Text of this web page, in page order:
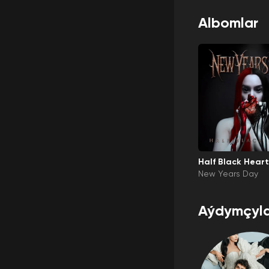
Albomlar
Half Black Heart
New Years Day